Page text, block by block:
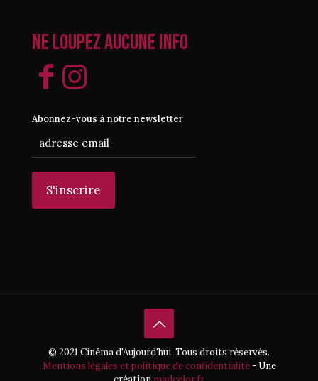
Ne loupez aucune info
Abonnez-vous à notre newsletter
© 2021 Cinéma d'Aujourd'hui. Tous droits réservés.
Mentions légales et politique de confidentialité- Une